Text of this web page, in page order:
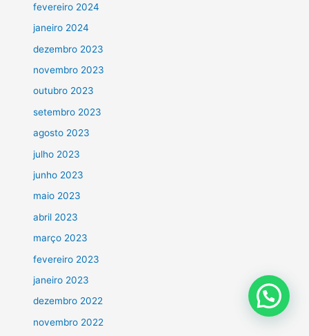
fevereiro 2024
janeiro 2024
dezembro 2023
novembro 2023
outubro 2023
setembro 2023
agosto 2023
julho 2023
junho 2023
maio 2023
abril 2023
março 2023
fevereiro 2023
janeiro 2023
dezembro 2022
novembro 2022